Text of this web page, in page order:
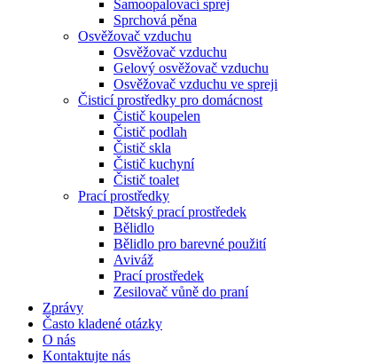
Samoopalovací sprej
Sprchová pěna
Osvěžovač vzduchu
Osvěžovač vzduchu
Gelový osvěžovač vzduchu
Osvěžovač vzduchu ve spreji
Čisticí prostředky pro domácnost
Čistič koupelen
Čistič podlah
Čistič skla
Čistič kuchyní
Čistič toalet
Prací prostředky
Dětský prací prostředek
Bělidlo
Bělidlo pro barevné použití
Aviváž
Prací prostředek
Zesilovač vůně do praní
Zprávy
Často kladené otázky
O nás
Kontaktujte nás